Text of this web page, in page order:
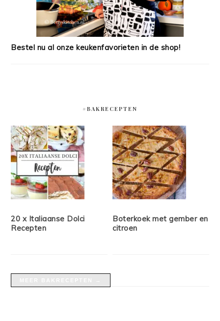
Bestel nu al onze keukenfavorieten in de shop!
#BAKRECEPTEN
20 x Italiaanse Dolci
Recepten
Boterkoek met gember en
citroen